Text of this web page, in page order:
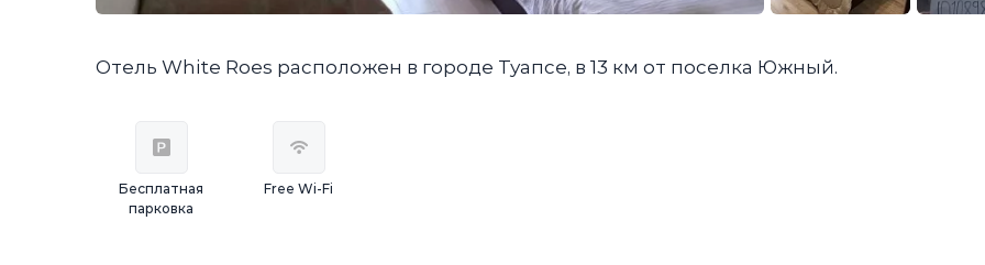
Отель White Roes расположен в городе Туапсе, в 13 км от поселка Южный.
Бесплатная
парковка
Free Wi-Fi